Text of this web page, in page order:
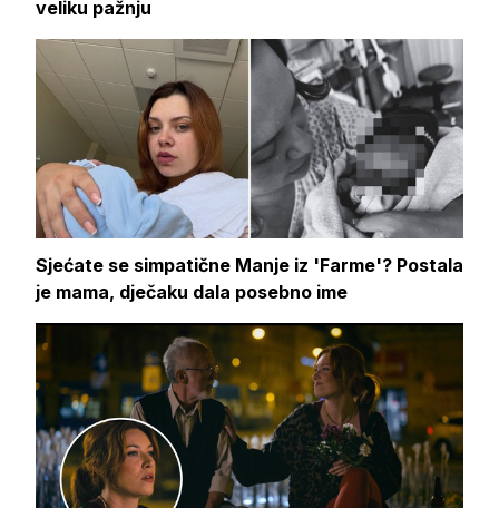
veliku pažnju
Sjećate se simpatične Manje iz 'Farme'? Postala
je mama, dječaku dala posebno ime